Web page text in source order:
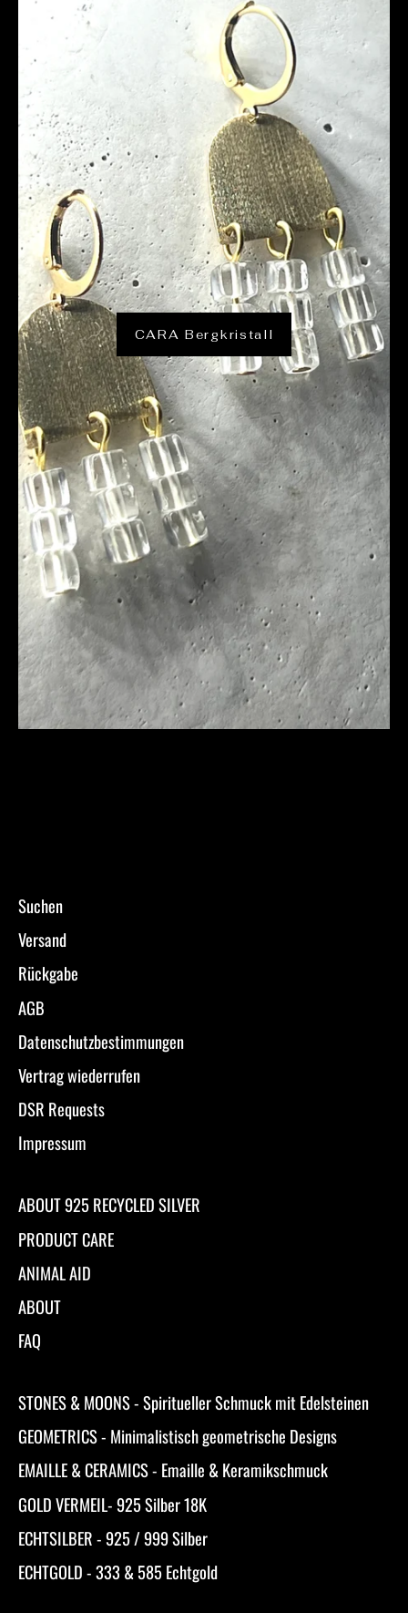
CARA Bergkristall
Suchen
Versand
Rückgabe
AGB
Datenschutzbestimmungen
Vertrag wiederrufen
DSR Requests
Impressum
ABOUT 925 RECYCLED SILVER
PRODUCT CARE
ANIMAL AID
ABOUT
FAQ
STONES & MOONS - Spiritueller Schmuck mit Edelsteinen
GEOMETRICS - Minimalistisch geometrische Designs
EMAILLE & CERAMICS - Emaille & Keramikschmuck
GOLD VERMEIL- 925 Silber 18K
ECHTSILBER - 925 / 999 Silber
ECHTGOLD - 333 & 585 Echtgold